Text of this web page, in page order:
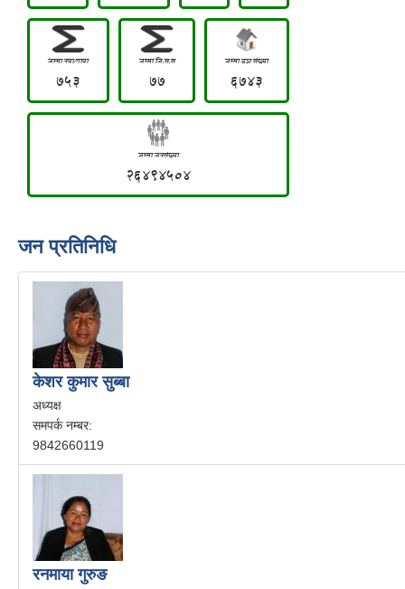
जन प्रतिनिधि
केशर कुमार सुब्बा
अध्यक्ष
समपर्क नम्बर:
9842660119
रनमाया गुरुङ